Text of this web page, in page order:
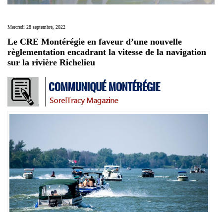
Mercredi 28 septembre, 2022
Le CRE Montérégie en faveur d’une nouvelle
règlementation encadrant la vitesse de la navigation
sur la rivière Richelieu